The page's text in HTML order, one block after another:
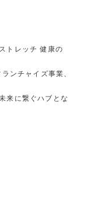
トレッチ 健康の
ンチャイズ事業、
来に繋ぐハブとな